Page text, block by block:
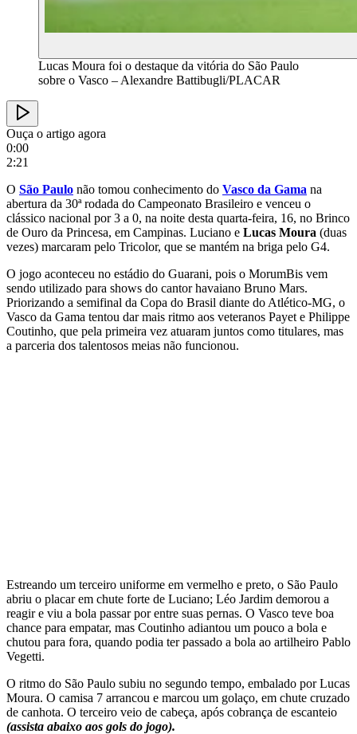
Lucas Moura foi o destaque da vitória do São Paulo
sobre o Vasco – Alexandre Battibugli/PLACAR
Ouça o artigo agora
0:00
2:21
O São Paulo não tomou conhecimento do Vasco da Gama na
abertura da 30ª rodada do Campeonato Brasileiro e venceu o
clássico nacional por 3 a 0, na noite desta quarta-feira, 16, no Brinco
de Ouro da Princesa, em Campinas. Luciano e Lucas Moura (duas
vezes) marcaram pelo Tricolor, que se mantém na briga pelo G4.
O jogo aconteceu no estádio do Guarani, pois o MorumBis vem
sendo utilizado para shows do cantor havaiano Bruno Mars.
Priorizando a semifinal da Copa do Brasil diante do Atlético-MG, o
Vasco da Gama tentou dar mais ritmo aos veteranos Payet e Philippe
Coutinho, que pela primeira vez atuaram juntos como titulares, mas
a parceria dos talentosos meias não funcionou.
Estreando um terceiro uniforme em vermelho e preto, o São Paulo
abriu o placar em chute forte de Luciano; Léo Jardim demorou a
reagir e viu a bola passar por entre suas pernas. O Vasco teve boa
chance para empatar, mas Coutinho adiantou um pouco a bola e
chutou para fora, quando podia ter passado a bola ao artilheiro Pablo
Vegetti.
O ritmo do São Paulo subiu no segundo tempo, embalado por Lucas
Moura. O camisa 7 arrancou e marcou um golaço, em chute cruzado
de canhota. O terceiro veio de cabeça, após cobrança de escanteio
(assista abaixo aos gols do jogo).